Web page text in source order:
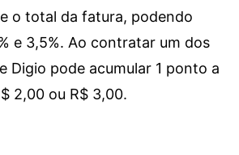
o total da fatura, podendo
e 3,5%. Ao contratar um dos
Digio pode acumular 1 ponto a
2,00 ou R$ 3,00.